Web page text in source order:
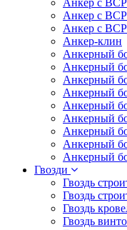
Анкер с ВСР
Анкер с
Анкер с
Анкер-клин
Анкерный
Анкерный
Анкерный
Анкерный
Анкерный
Анкерный
Анкерный
Анкерный
Анкерный
Гвозди
Гвоздь
Гвоздь
Гвоздь
Гвоздь